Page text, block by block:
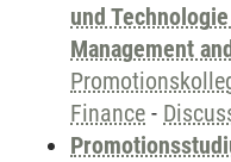
und
Management
Finance -